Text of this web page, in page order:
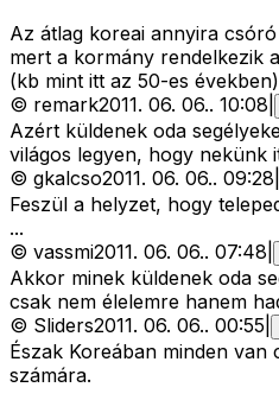
Az átlag koreai annyira
mert a kormány rendelkezik
(kb mint itt az 50-es
© remark2011. 06. 06.. 10:08
Azért küldenek oda
világos legyen, hogy nekünk
© gkalcso2011. 06. 06.. 09:28
Feszül a helyzet, hogy
...
© vassmi2011. 06. 06.. 07:48
Akkor minek küldenek oda
csak nem élelemre hanem
© Sliders2011. 06. 06.. 00:55
Észak Koreában minden van
számára.